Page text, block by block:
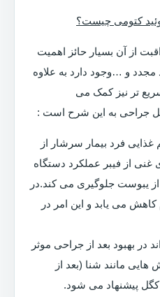
کتومی چیست؟
از آن بسیار حائز اهمیت
و …وجود دارد به علاوه
تر نیز کمک می
جراحی به این شرح است :
فرد بیمار سرشار از
غنی از فیبر عملکرد دستگاه
یبوست جلوگیری می کند.در
کاهش می یابد و این امر در
بهبود بعد از جراحی موثر
مانند شنا (بعد از
کگل پیشنهاد می شود.